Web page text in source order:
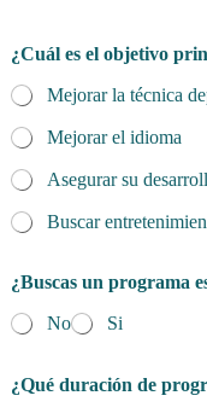
¿Cuál es el objetivo
Mejorar la técnica
Mejorar el idioma
Asegurar su
Buscar
¿Buscas un programa
No
Si
¿Qué duración de